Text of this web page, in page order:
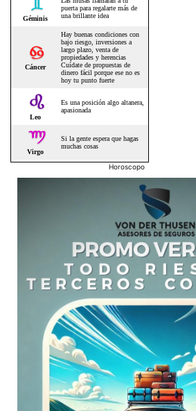
Horoscopo